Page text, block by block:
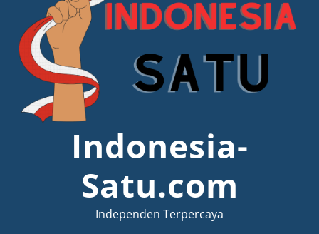
Indonesia-
Satu.com
Independen Terpercaya